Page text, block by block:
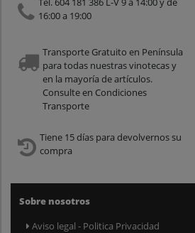
16:00 a 19:00
Transporte Gratuito en Península
para todas nuestras vinotecas y
en la mayoría de artículos.
Consulte en Condiciones
Transporte
Tiene 15 días para devolvernos su
compra
Sobre nosotros
Aviso legal - Politica Privacidad